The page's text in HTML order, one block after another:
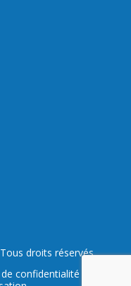
droits réservés.
confidentialité